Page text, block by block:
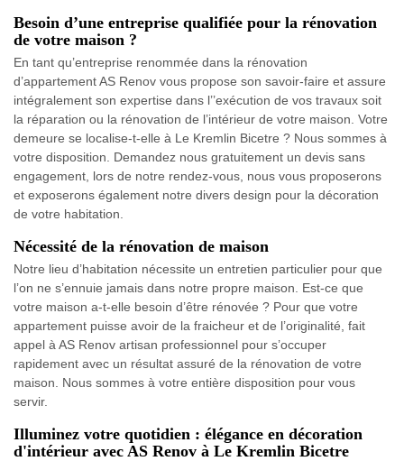
Besoin d’une entreprise qualifiée pour la rénovation
de votre maison ?
En tant qu’entreprise renommée dans la rénovation
d’appartement AS Renov vous propose son savoir-faire et assure
intégralement son expertise dans l’’exécution de vos travaux soit
la réparation ou la rénovation de l’intérieur de votre maison. Votre
demeure se localise-t-elle à Le Kremlin Bicetre ? Nous sommes à
votre disposition. Demandez nous gratuitement un devis sans
engagement, lors de notre rendez-vous, nous vous proposerons
et exposerons également notre divers design pour la décoration
de votre habitation.
Nécessité de la rénovation de maison
Notre lieu d’habitation nécessite un entretien particulier pour que
l’on ne s’ennuie jamais dans notre propre maison. Est-ce que
votre maison a-t-elle besoin d’être rénovée ? Pour que votre
appartement puisse avoir de la fraicheur et de l’originalité, fait
appel à AS Renov artisan professionnel pour s’occuper
rapidement avec un résultat assuré de la rénovation de votre
maison. Nous sommes à votre entière disposition pour vous
servir.
Illuminez votre quotidien : élégance en décoration
d'intérieur avec AS Renov à Le Kremlin Bicetre